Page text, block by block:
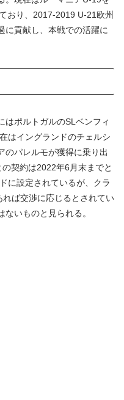
おり、2017-2019 U-21欧州
に貢献し、本戦での活躍に
はポルトガルのSLベンフィ
はイングランドのチェルシ
のパレルモが獲得に乗り出
契約は2022年6月末までと
に設定されているが、クラ
ば交渉に応じるとされてい
いものと見られる。